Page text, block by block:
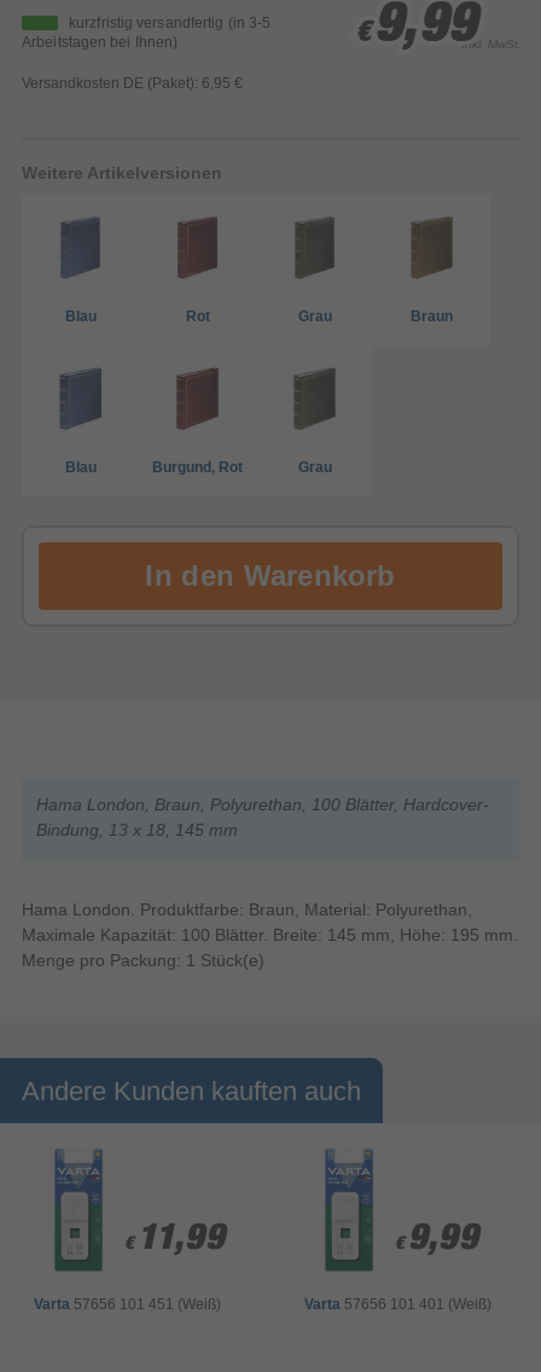
kurzfristig versandfertig (in 3-5
Arbeitstagen bei Ihnen)
Versandkosten DE (Paket): 6,95 €
€9,99
€9,99
€9,99inkl. MwSt.
Weitere Artikelversionen
Blau Rot Grau Braun
Blau Burgund, Rot Grau
Hama London, Braun, Polyurethan, 100 Blätter, Hardcover-
Bindung, 13 x 18, 145 mm
Hama London. Produktfarbe: Braun, Material: Polyurethan,
Maximale Kapazität: 100 Blätter. Breite: 145 mm, Höhe: 195 mm.
Menge pro Packung: 1 Stück(e)
Andere Kunden kauften auch
€ 11,99
€ 11,99
Varta 57656 101 451 (Weiß)
€ 9,99
€ 9,99
Varta 57656 101 401 (Weiß)